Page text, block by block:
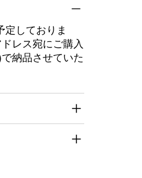
定しておりま
レス宛にご購入
納品させていた